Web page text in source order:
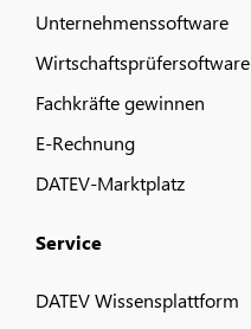
Unternehmenssoftware
Wirtschaftsprüfersoftware
Fachkräfte gewinnen
E-Rechnung
DATEV-Marktplatz
Service
DATEV Wissensplattform